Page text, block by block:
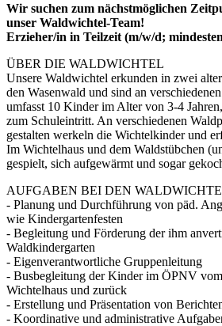
Wir suchen zum nächstmöglichen
unser Waldwichtel-Team!
Erzieher/in in Teilzeit (m/w/d;
ÜBER DIE WALDWICHTEL
Unsere Waldwichtel erkunden in zwei
den Wasenwald und sind an
umfasst 10 Kinder im Alter von 3-4
zum Schuleintritt. An verschiedenen
gestalten werkeln die Wichtelkinder und
Im Wichtelhaus und dem Waldstübchen
gespielt, sich aufgewärmt und sogar
AUFGABEN BEI DEN
- Planung und Durchführung von päd.
wie Kindergartenfesten
- Begleitung und Förderung der ihm
Waldkindergarten
- Eigenverantwortliche Gruppenleitung
- Busbegleitung der Kinder im ÖPNV
Wichtelhaus und zurück
- Erstellung und Präsentation von
- Koordinative und administrative